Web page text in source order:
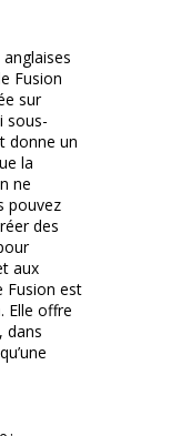
Fusion
sur
sous-
donne un
la
ne
pouvez
des
aux
Fusion est
Elle offre
dans